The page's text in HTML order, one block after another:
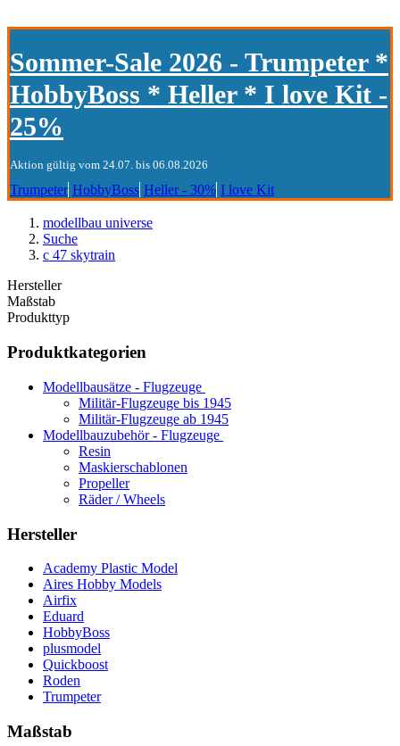
Sommer-Sale 2026 - Trumpeter *
HobbyBoss * Heller * I love Kit -
25%
Aktion gültig vom 24.07. bis 06.08.2026
Trumpeter HobbyBoss Heller - 30% I love Kit
modellbau universe
Suche
c 47 skytrain
Hersteller
Maßstab
Produkttyp
Produktkategorien
Modellbausätze - Flugzeuge
Militär-Flugzeuge bis 1945
Militär-Flugzeuge ab 1945
Modellbauzubehör - Flugzeuge
Resin
Maskierschablonen
Propeller
Räder / Wheels
Hersteller
Academy Plastic Model
Aires Hobby Models
Airfix
Eduard
HobbyBoss
plusmodel
Quickboost
Roden
Trumpeter
Maßstab